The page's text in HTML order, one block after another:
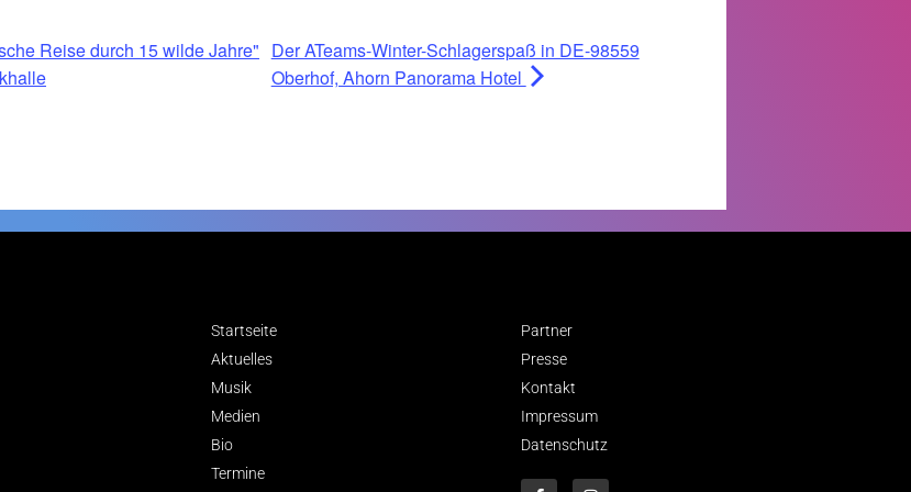
Reise durch 15 wilde Jahre" Der ATeams-Winter-Schlagerspaß in DE-98559
Oberhof, Ahorn Panorama Hotel
Startseite
Aktuelles
Musik
Medien
Bio
Termine
Partner
Presse
Kontakt
Impressum
Datenschutz